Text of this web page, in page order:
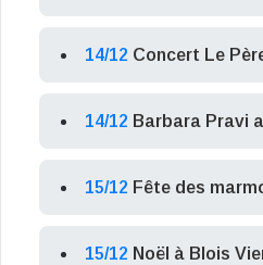
14/12 Concert Le
14/12 Barbara Pravi
15/12 Fête des
15/12 Noël à Blois